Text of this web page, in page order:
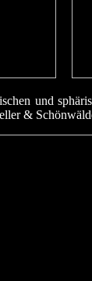
und
&